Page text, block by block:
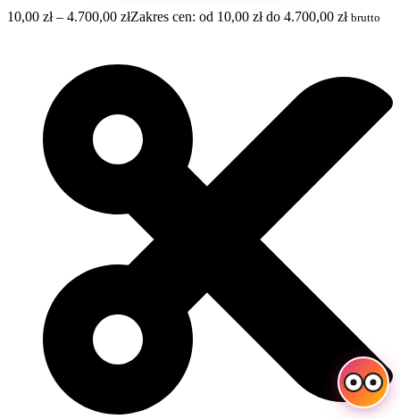
10,00 zł – 4.700,00 złZakres cen: od 10,00 zł do 4.700,00 zł brutto